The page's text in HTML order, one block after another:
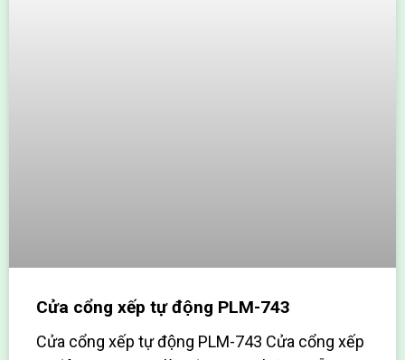
Cửa cổng xếp tự động PLM-743
Cửa cổng xếp tự động PLM-743 Cửa cổng xếp